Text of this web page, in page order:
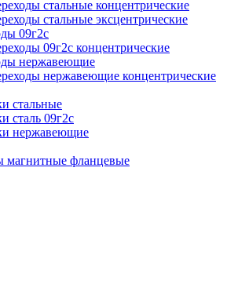
стальные концентрические
стальные эксцентрические
09г2с
09г2с концентрические
нержавеющие
нержавеющие концентрические
стальные
сталь 09г2с
нержавеющие
магнитные фланцевые